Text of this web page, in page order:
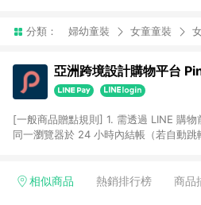
分類： 婦幼童裝 女童童裝
亞洲跨境設計購物平台
[一般商品贈點規則] 1. 需透過 LINE 購
同一瀏覽器於 24 小時內結帳（若自動
回饋訂單不得享有 Pinkoi 站方優惠，例
相似商品 熱銷排行榜 商品